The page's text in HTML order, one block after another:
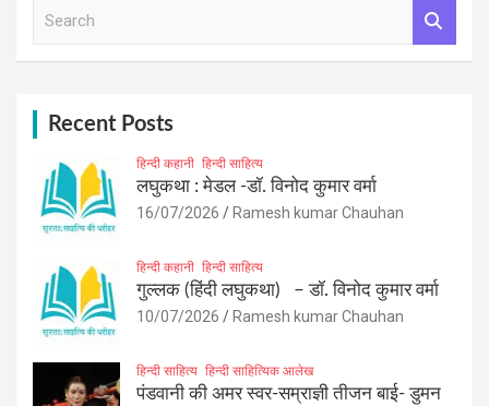
Recent Posts
हिन्दी कहानी हिन्दी साहित्य
लघुकथा : मेडल -डॉ. विनोद कुमार वर्मा
16/07/2026 Ramesh kumar Chauhan
हिन्दी कहानी हिन्दी साहित्य
गुल्लक (हिंदी लघुकथा) – डॉ. विनोद कुमार वर्मा
10/07/2026 Ramesh kumar Chauhan
हिन्दी साहित्य हिन्दी साहित्यिक आलेख
पंडवानी की अमर स्वर-सम्राज्ञी तीजन बाई- डुमन